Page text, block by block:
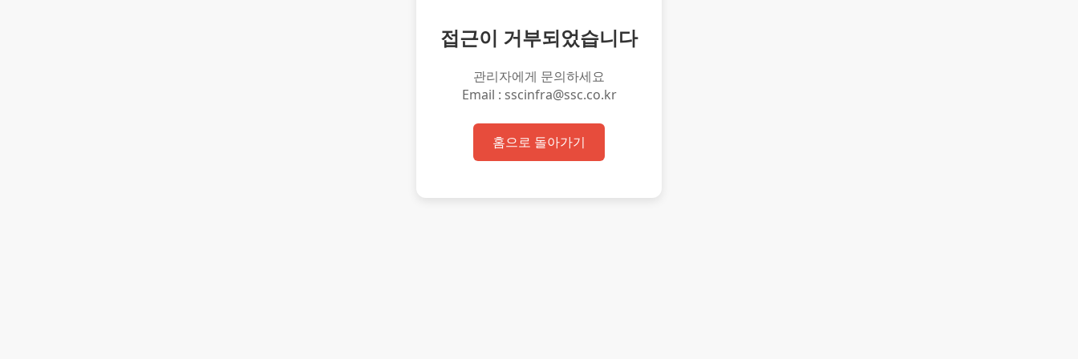
접근이 거부되었습니다
관리자에게 문의하세요
Email : sscinfra@ssc.co.kr
홈으로 돌아가기